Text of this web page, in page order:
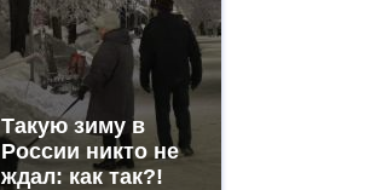
Такую зиму в
России никто не
ждал: как так?!